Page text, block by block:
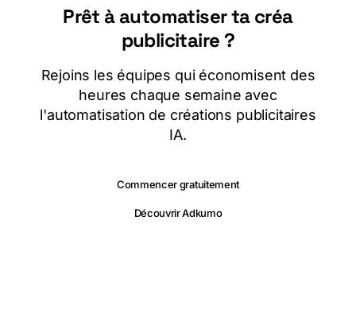
Prêt à automatiser ta créa
publicitaire ?
Rejoins les équipes qui économisent des
heures chaque semaine avec
l'automatisation de créations publicitaires
IA.
Commencer gratuitement
Découvrir Adkumo